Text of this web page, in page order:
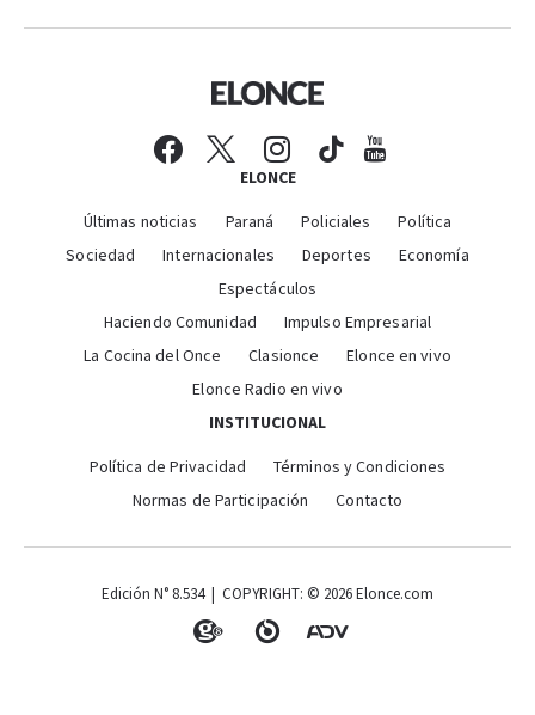
ELONCE
Últimas noticias Paraná Policiales
Política
Sociedad
Internacionales Deportes
Economía
Espectáculos
Haciendo Comunidad
Impulso Empresarial
La Cocina del Once
Clasionce
Elonce en vivo
Elonce Radio en vivo
INSTITUCIONAL
Política de Privacidad
Términos y Condiciones
Normas de Participación
Contacto
Edición N° 8.534 | COPYRIGHT: © 2026 Elonce.com